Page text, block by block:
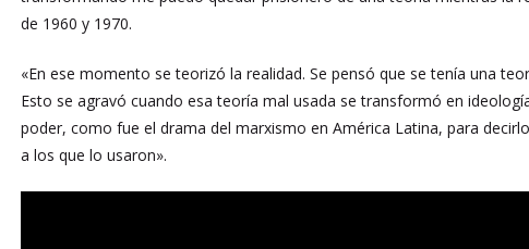
de 1960 y 1970.
«En ese momento se teorizó la realidad. Se pensó que se tenía una
Esto se agravó cuando esa teoría mal usada se transformó en
poder, como fue el drama del marxismo en América Latina, para
a los que lo usaron».